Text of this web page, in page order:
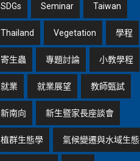
SDGs Seminar Taiwan
Thailand Vegetation 學程
寄生蟲 專題討論 小教學程
就業 就業展望 教師甄試
新南向 新生暨家長座談會
植群生態學 氣候變遷與水域生態